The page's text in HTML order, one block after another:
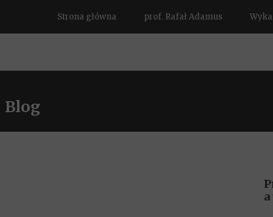
Strona główna prof. Rafał Adamus
Blog